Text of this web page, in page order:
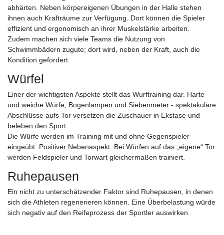
abhärten. Neben körpereigenen Übungen in der Halle stehen
ihnen auch Krafträume zur Verfügung. Dort können die Spieler
effizient und ergonomisch an ihrer Muskelstärke arbeiten.
Zudem machen sich viele Teams die Nutzung von
Schwimmbädern zugute; dort wird, neben der Kraft, auch die
Kondition gefördert.
Würfel
Einer der wichtigsten Aspekte stellt das Wurftraining dar. Harte
und weiche Würfe, Bogenlampen und Siebenmeter - spektakuläre
Abschlüsse aufs Tor versetzen die Zuschauer in Ekstase und
beleben den Sport.
Die Würfe werden im Training mit und ohne Gegenspieler
eingeübt. Positiver Nebenaspekt: Bei Würfen auf das „eigene“ Tor
werden Feldspieler und Torwart gleichermaßen trainiert.
Ruhepausen
Ein nicht zu unterschätzender Faktor sind Ruhepausen, in denen
sich die Athleten regenerieren können. Eine Überbelastung würde
sich negativ auf den Reifeprozess der Sportler auswirken.